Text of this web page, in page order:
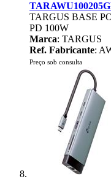
TARGUS BASE
PD 100W
Marca: TARGUS
Ref. Fabricante:
Preço sob consulta